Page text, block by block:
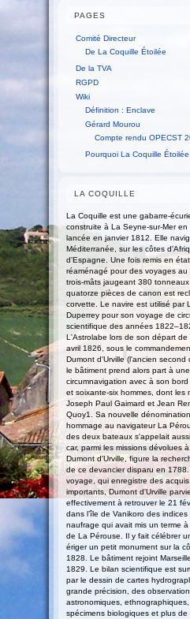
PAGES
Comité Directeur
De La Coquille Étoilée
De la TVA
RGPD
Wiki
Définition : Enclave
Gérard Mourou
Compte rendu OPECST
Pourquoi La Coquille
LA COQUILLE
La Coquille est une gabarre-
construite à La Seyne-sur-Mer en
lancée en janvier 1812. Elle
Méditerranée, sur les côtes
d'Espagne. Une fois remis en
réaménagé pour des voyages au
trois-mâts jaugeant 380
quatorze pièces de canon est
corvette. Le navire est utilisé par
Duperrey pour son voyage de
scientifique des années
L'Astrolabe lors de son départ de
avril 1826, sous le
Dumont d'Urville (l'ancien second
le bâtiment prend alors part à
circumnavigation avec à son
et soixante-six hommes, dont les
Joseph Paul Gaimard et Jean
Quoy1. Sa nouvelle
hommage au navigateur La
des deux bateaux s'appelait
car, parmi les missions dévolues
Dumont d'Urville, figure la
de ce devancier disparu en
voyage, qui enregistre des
importants, Dumont d'Urville
effectivement à retrouver le 21
dans l’île de Vanikoro des
naufrage qui avait mis un terme à
de La Pérouse. Il y fait célébrer
ériger un petit monument sur la
1828. Le bâtiment rejoint
1829. Le bilan scientifique est
par le dessin de cartes
grande précision, des
astronomiques,
spécimens biologiques et plus